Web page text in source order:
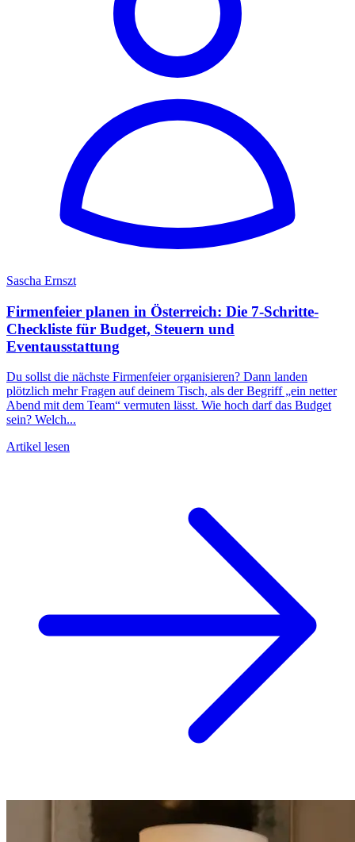
Sascha Ernszt
Firmenfeier planen in Österreich: Die 7-Schritte-
Checkliste für Budget, Steuern und
Eventausstattung
Du sollst die nächste Firmenfeier organisieren? Dann landen
plötzlich mehr Fragen auf deinem Tisch, als der Begriff „ein netter
Abend mit dem Team“ vermuten lässt. Wie hoch darf das Budget
sein? Welch...
Artikel lesen